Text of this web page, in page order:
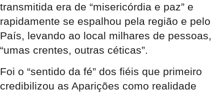
transmitida era de “misericórdia e paz” e
rapidamente se espalhou pela região e pelo
País, levando ao local milhares de pessoas,
“umas crentes, outras céticas”.
Foi o “sentido da fé” dos fiéis que primeiro
credibilizou as Aparições como realidade